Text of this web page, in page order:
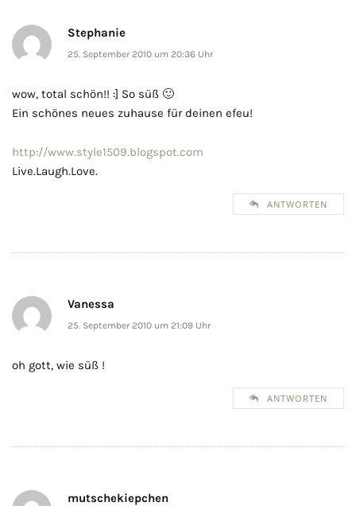
Stephanie
25. September 2010 um 20:36 Uhr
wow, total schön!! :] So süß 🙂
Ein schönes neues zuhause für deinen efeu!
http://www.style1509.blogspot.com
Live.Laugh.Love.
ANTWORTEN
Vanessa
25. September 2010 um 21:09 Uhr
oh gott, wie süß !
ANTWORTEN
mutschekiepchen